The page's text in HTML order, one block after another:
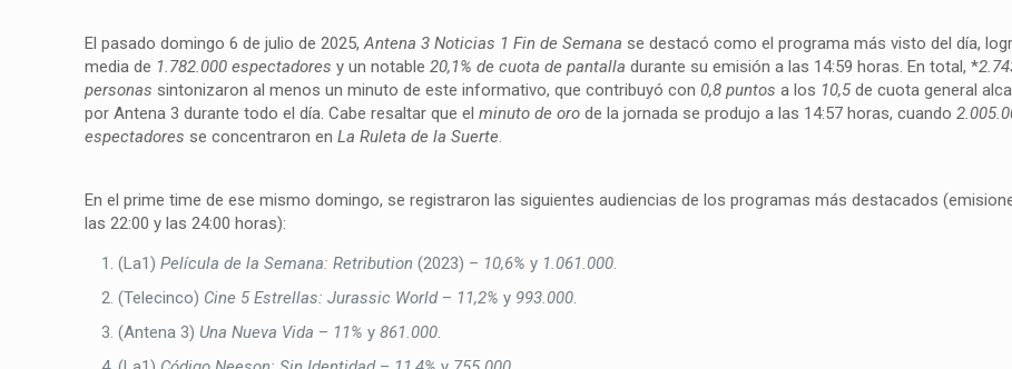
El pasado domingo 6 de julio de 2025,Antena 3 Noticias 1 Fin de Semana se destacó como el programa más visto del día,
media de 1.782.000 espectadores y un notable20,1% de cuota de pantalla durante su emisión a las 14:59 horas. En total, *
personas sintonizaron al menos un minuto de este informativo, que contribuyó con0,8 puntos a los 10,5de cuota general
por Antena 3 durante todo el día. Cabe resaltar que elminuto de oro de la jornada se produjo a las 14:57 horas, cuando
espectadores se concentraron enLa Ruleta de la Suerte
En el prime time de ese mismo domingo, se registraron las siguientes audiencias de los programas más destacados
las 22:00 y las 24:00 horas):
(La1)Película de la Semana: Retribution (2023) – 10,6% y 1.061.000
(Telecinco) Cine 5 Estrellas: Jurassic World– 11,2% y 993.000
(Antena 3) Una Nueva Vida – 11% y861.000